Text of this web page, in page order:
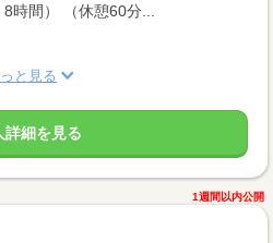
時間） （休憩60分...
と見る
詳細を見る
1週間以内公開